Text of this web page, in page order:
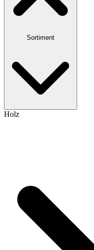
Sortiment
Holz